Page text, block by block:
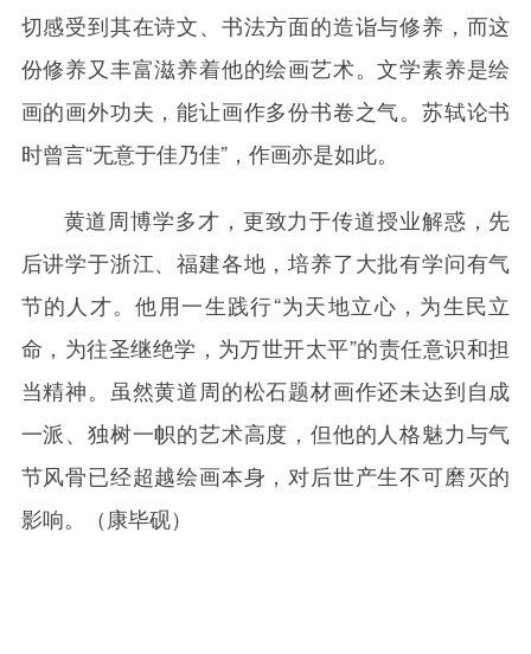
切感受到其在诗文、书法方面的造诣与修养，而这
份修养又丰富滋养着他的绘画艺术。文学素养是绘
画的画外功夫，能让画作多份书卷之气。苏轼论书
时曾言“无意于佳乃佳”，作画亦是如此。
黄道周博学多才，更致力于传道授业解惑，先
后讲学于浙江、福建各地，培养了大批有学问有气
节的人才。他用一生践行“为天地立心，为生民立
命，为往圣继绝学，为万世开太平”的责任意识和担
当精神。虽然黄道周的松石题材画作还未达到自成
一派、独树一帜的艺术高度，但他的人格魅力与气
节风骨已经超越绘画本身，对后世产生不可磨灭的
影响。（康毕砚）